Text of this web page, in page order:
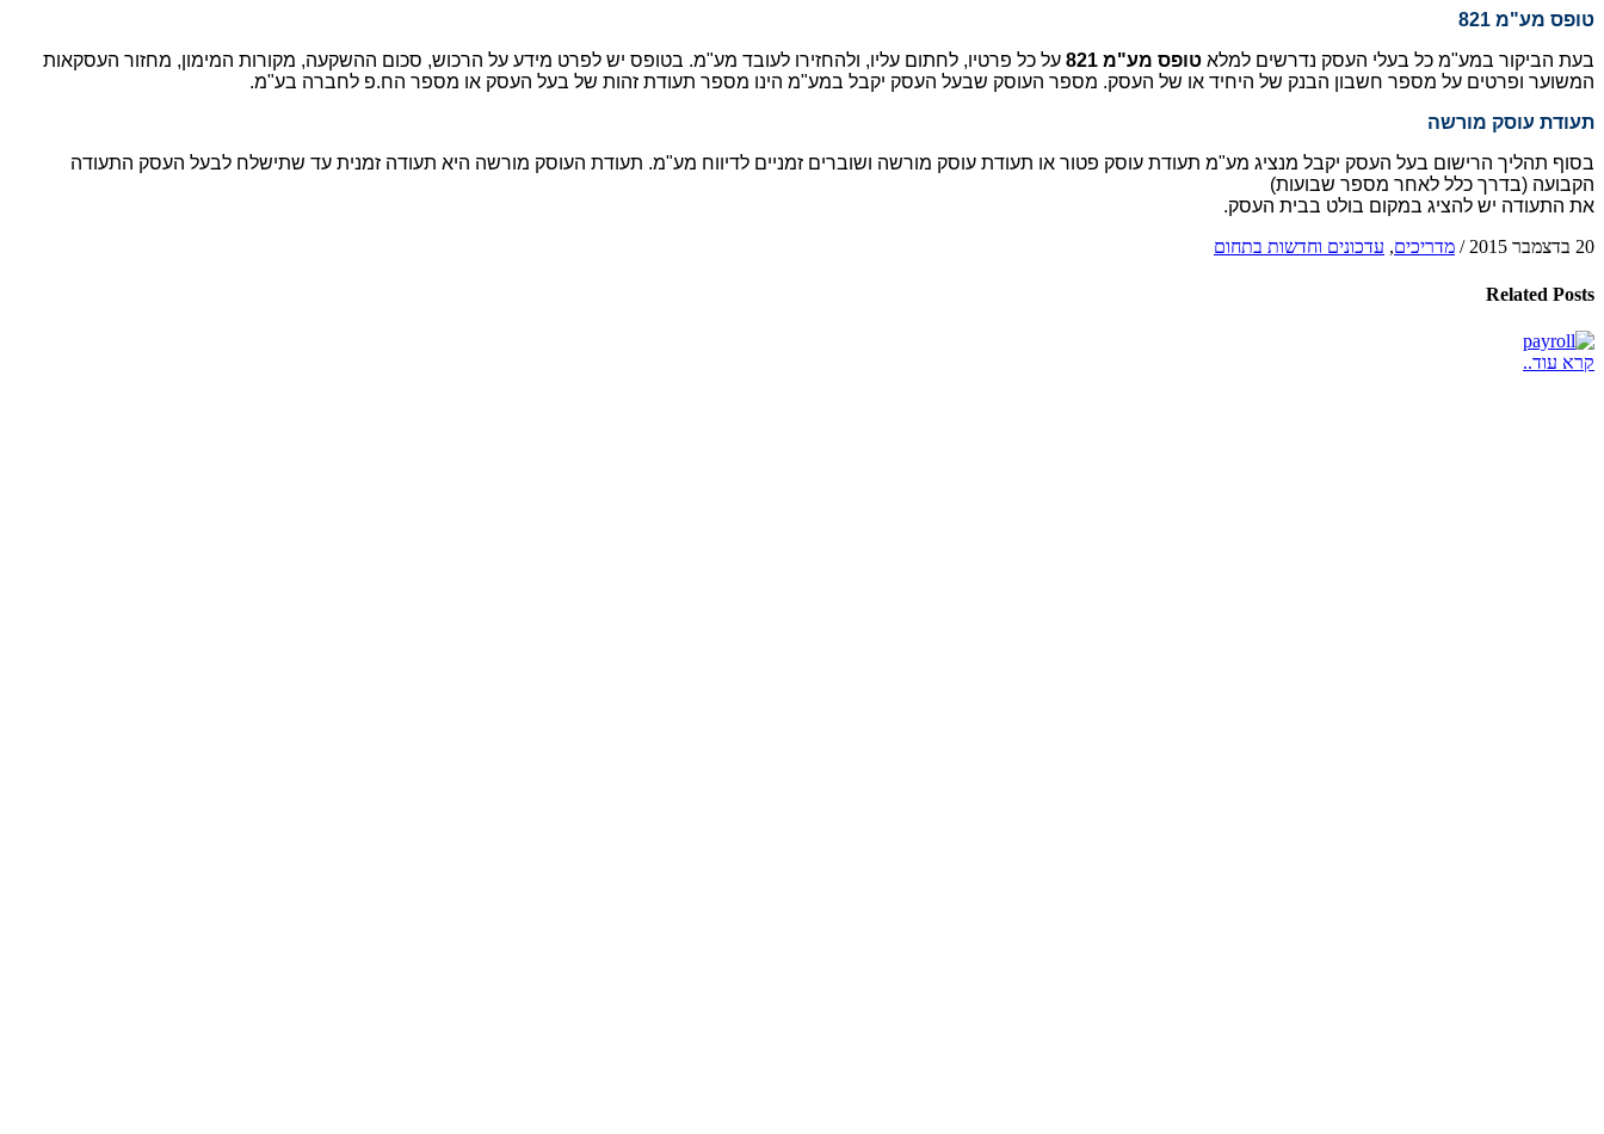
טופס מע"מ 821
בעת הביקור במע"מ כל בעלי העסק נדרשים למלא טופס מע"מ ‎821
​ על כל פרטיו, לחתום עליו, ולהחזירו לעובד מע"מ. בטופס יש לפרט מידע על הרכוש, סכום ההשקעה, מקורות המימון, מחזור העסקאות
המשוער ופרטים על מספר חשבון הבנק של היחיד או של העסק. מספר העוסק שבעל העסק יקבל במע"מ הינו מספר תעודת זהות של בעל העסק או מספר הח.פ לחברה בע"מ.
תעודת עוסק מורשה
בסוף תהליך הרישום בעל העסק יקבל מנציג מע"מ תעודת עוסק פטור או תעודת עוסק מורשה ושוברים זמניים לדיווח מע"מ. תעודת העוסק מורשה היא תעודה זמנית עד שתישלח לבעל העסק התעודה
הקבועה (בדרך כלל לאחר מספר שבועות)
את התעודה יש להציג במקום בולט בבית העסק.
20 בדצמבר 2015
/ מדריכים, עדכונים וחדשות בתחום
Related Posts
קרא עוד..